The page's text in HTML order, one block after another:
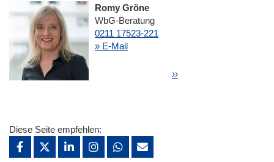
Romy Gröne
WbG-Beratung
0211 17523-221
» E-Mail
SeitennummerierungNächste Seite
››
Diese Seite empfehlen: